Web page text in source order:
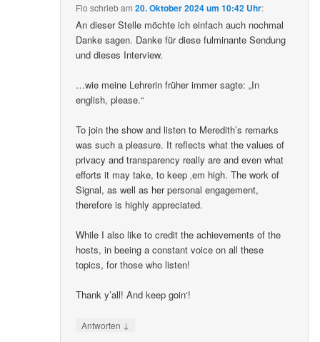
Flo schriebam20. Oktober 2024 um 10:42 Uhr:
An dieser Stelle möchte ich einfach auch nochmal
Danke sagen. Danke für diese fulminante Sendung
und dieses Interview.
…wie meine Lehrerin früher immer sagte: „In
english, please.“
To join the show and listen to Meredith’s remarks
was such a pleasure. It reflects what the values of
privacy and transparency really are and even what
efforts it may take, to keep ‚em high. The work of
Signal, as well as her personal engagement,
therefore is highly appreciated.
While I also like to credit the achievements of the
hosts, in beeing a constant voice on all these
topics, for those who listen!
Thank y’all! And keep goin‘!
Antworten ↓